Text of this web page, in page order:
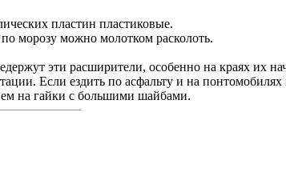
пластин пластиковые.
морозу можно молотком расколоть.
эти расширители, особенно на краях их
Если ездить по асфальту и на
на гайки с большими шайбами.